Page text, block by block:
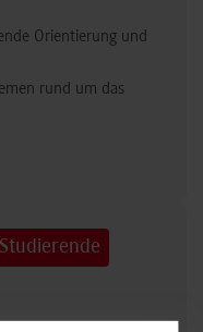
Orientierung und
rund um das